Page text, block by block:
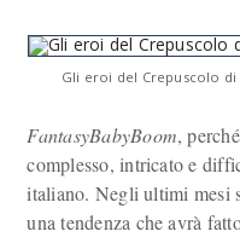
Gli eroi del Crepuscolo di
FantasyBabyBoom,
complesso, intricato e
italiano. Negli ultimi mesi
una tendenza che avrà